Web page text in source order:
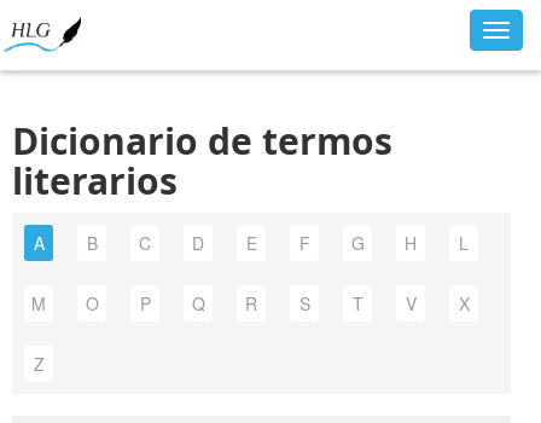
Dicionario de termos
literarios
A B C D E F G H L
M O P Q R S T V X
Z